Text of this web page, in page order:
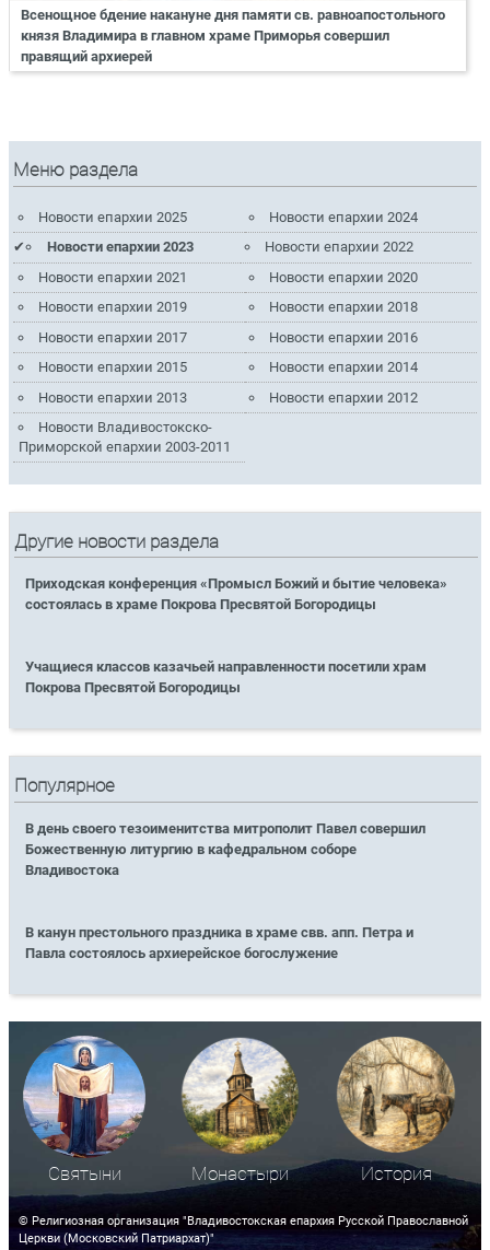
Всенощное бдение накануне дня памяти св. равноапостольного
князя Владимира в главном храме Приморья совершил
правящий архиерей
Меню раздела
Новости епархии 2025
Новости епархии 2024
Новости епархии 2023
Новости епархии 2022
Новости епархии 2021
Новости епархии 2020
Новости епархии 2019
Новости епархии 2018
Новости епархии 2017
Новости епархии 2016
Новости епархии 2015
Новости епархии 2014
Новости епархии 2013
Новости епархии 2012
Новости Владивостокско-
Приморской епархии 2003-2011
Другие новости раздела
Приходская конференция «Промысл Божий и бытие человека»
состоялась в храме Покрова Пресвятой Богородицы
Учащиеся классов казачьей направленности посетили храм
Покрова Пресвятой Богородицы
Популярное
В день своего тезоименитства митрополит Павел совершил
Божественную литургию в кафедральном соборе
Владивостока
В канун престольного праздника в храме свв. апп. Петра и
Павла состоялось архиерейское богослужение
Святыни Монастыри История
© Религиозная организация "Владивостокская епархия Русской Православной
Церкви (Московский Патриархат)"